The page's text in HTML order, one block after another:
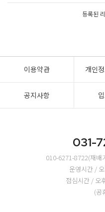
등록된
이용약관 개인
공지사항
031-
010-6271-8722(재배
운영시간 /
점심시간 / 오
(공